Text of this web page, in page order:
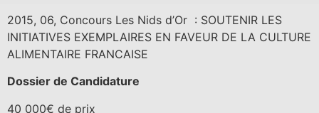
2015, 06, Concours Les Nids d’Or : SOUTENIR LES
INITIATIVES EXEMPLAIRES EN FAVEUR DE LA CULTURE
ALIMENTAIRE FRANCAISE
Dossier de Candidature
40 000€ de prix